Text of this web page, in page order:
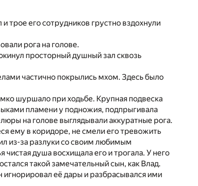
трое его сотрудников грустно вздохнули
рога на голове.
просторный душный зал сквозь
частично покрылись мхом. Здесь было
шуршало при ходьбе. Крупная подвеска
пламени у подножия, подпрыгивала
на голове выглядывали аккуратные рога.
ему в коридоре, не смели его тревожить
из-за разлуки со своим любимым
душа восхищала его и трогала. У него
такой замечательный сын, как Влад.
игнорировал её дары и разбрасывался ими